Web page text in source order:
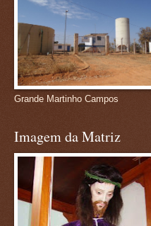
Grande Martinho Campos
Imagem da Matriz